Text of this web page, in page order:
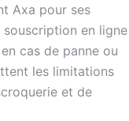
Axa pour ses
en ligne
cas de panne ou
les limitations
et de